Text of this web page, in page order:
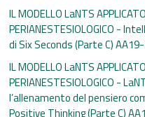
IL MODELLO LaNTS
PERIANESTESIOLOGICO -
di Six Seconds (Parte C)
IL MODELLO LaNTS
PERIANESTESIOLOGICO -
l’allenamento del pensiero
Positive Thinking (Parte C)